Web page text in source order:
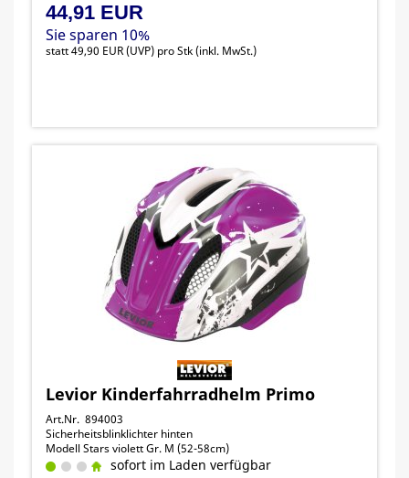
44,91 EUR
Sie sparen 10%
statt49,90 EUR(UVP) pro Stk (inkl. MwSt.)
Levior Kinderfahrradhelm Primo
Art.Nr. 894003
Sicherheitsblinklichter hinten
Modell Stars violett Gr. M (52-58cm)
sofort im Laden verfügbar